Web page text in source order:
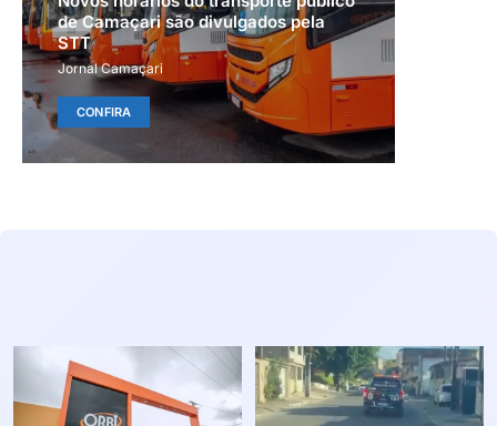
de Camaçari são divulgados pela
STT
Jornal Camaçari
CONFIRA